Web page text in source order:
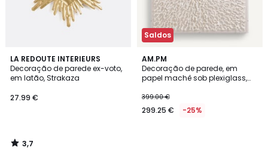
LA REDOUTE INTERIEURS
Decoração de parede ex-voto,
em latão, Strakaza
27.99 €
3,7
/ 5
3,7
/
Saldos
AM.PM
Decoração de parede, em
papel machê sob plexiglass,
399.00 €
299.25 € -25%